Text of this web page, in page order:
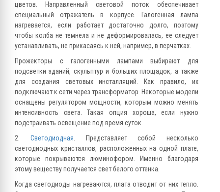
цветов. Направленный световой поток обеспечивает
специальный отражатель в корпусе. Галогенная лампа
нагревается, если работает достаточно долго, поэтому
чтобы колба не темнела и не деформировалась, ее следует
устанавливать, не прикасаясь к ней, например, в перчатках.
Прожекторы с галогенными лампами выбирают для
подсветки зданий, скульптур и больших площадок, а также
для создания световых инсталляций. Как правило, их
подключают к сети через трансформатор. Некоторые модели
оснащены регулятором мощности, которым можно менять
интенсивность света. Такая опция хороша, если нужно
подстраивать освещение под время суток.
2. Светодиодная. Представляет собой несколько
светодиодных кристаллов, расположенных на одной плате,
которые покрываются люминофором. Именно благодаря
этому веществу получается свет белого оттенка.
Когда светодиоды нагреваются, плата отводит от них тепло.